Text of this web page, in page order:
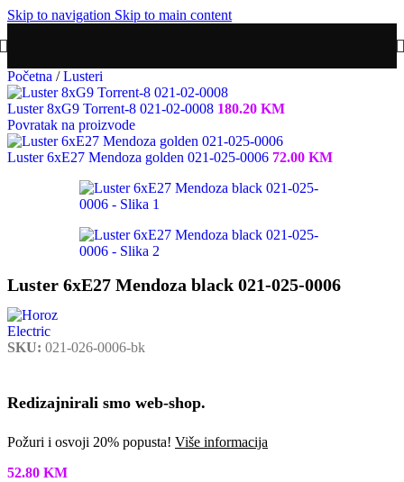
Skip to navigation Skip to main content
Početna / Lusteri
Luster 8xG9 Torrent-8 021-02-0008 180.20 KM
Povratak na proizvode
Luster 6xE27 Mendoza golden 021-025-0006 72.00 KM
Luster 6xE27 Mendoza black 021-025-0006
SKU: 021-026-0006-bk
Redizajnirali smo web-shop.
Požuri i osvoji 20% popusta! Više informacija
52.80 KM